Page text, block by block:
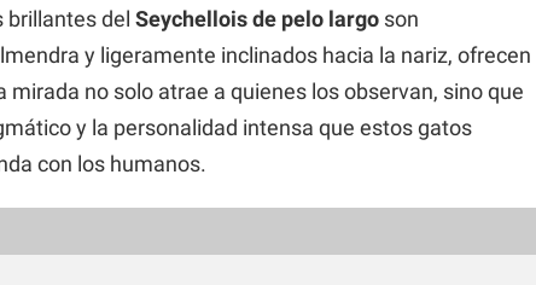
brillantes del Seychellois de pelo largo son
y ligeramente inclinados hacia la nariz, ofrecen
no solo atrae a quienes los observan, sino que
y la personalidad intensa que estos gatos
con los humanos.